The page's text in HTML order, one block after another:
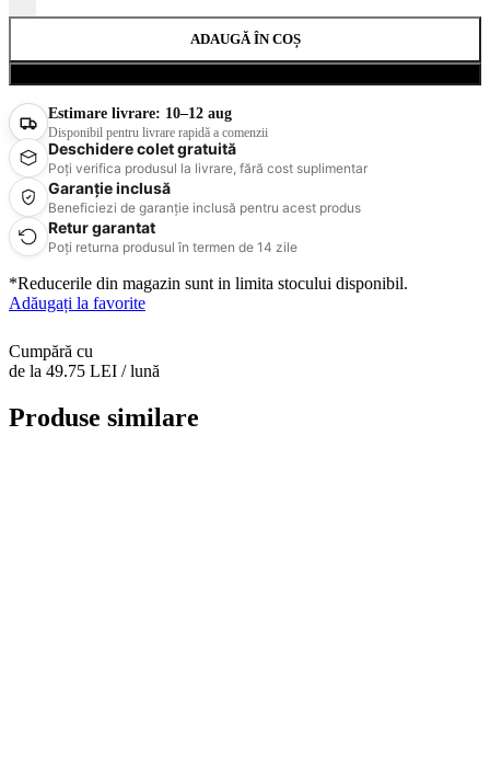
ADAUGĂ ÎN COȘ
Estimare livrare: 10–12 aug
Disponibil pentru livrare rapidă a comenzii
Deschidere colet gratuită
Poți verifica produsul la livrare, fără cost suplimentar
Garanție inclusă
Beneficiezi de garanție inclusă pentru acest produs
Retur garantat
Poți returna produsul în termen de 14 zile
*Reducerile din magazin sunt in limita stocului disponibil.
Adăugați la favorite
Cumpără cu
de la 49.75 LEI / lună
Produse similare